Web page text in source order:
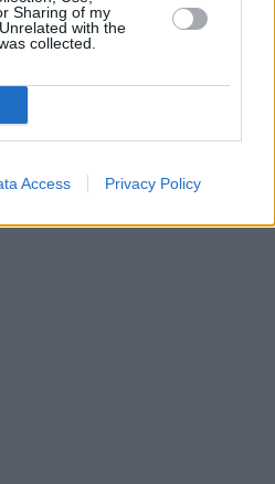
Sharing of my
with the
collected.
Access Privacy Policy